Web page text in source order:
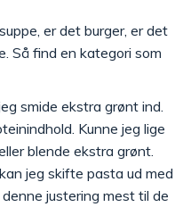
er det burger, er det
Så find en kategori som
smide ekstra grønt ind.
Kunne jeg lige
blende ekstra grønt.
jeg skifte pasta ud med
justering mest til de